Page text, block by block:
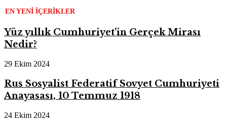
EN YENI İÇERIKLER
Yüz yıllık Cumhuriyet’in Gerçek Mirası
Nedir?
29 Ekim 2024
Rus Sosyalist Federatif Sovyet Cumhuriyeti
Anayasası, 10 Temmuz 1918
24 Ekim 2024